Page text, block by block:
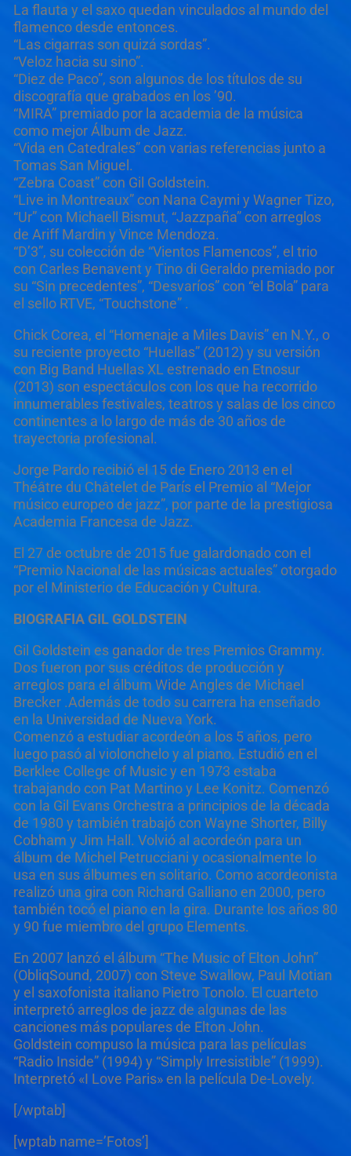
La flauta y el saxo quedan vinculados al mundo del
flamenco desde entonces.
“Las cigarras son quizá sordas”.
“Veloz hacia su sino”.
“Diez de Paco”, son algunos de los títulos de su
discografía que grabados en los ’90.
“MIRA” premiado por la academia de la música
como mejor Álbum de Jazz.
“Vida en Catedrales” con varias referencias junto a
Tomas San Miguel.
“Zebra Coast” con Gil Goldstein.
“Live in Montreaux” con Nana Caymi y Wagner Tizo,
“Ur” con Michaell Bismut, “Jazzpaña” con arreglos
de Ariff Mardin y Vince Mendoza.
“D’3”, su colección de “Vientos Flamencos”, el trio
con Carles Benavent y Tino di Geraldo premiado por
su “Sin precedentes”, “Desvaríos” con “el Bola” para
el sello RTVE, “Touchstone” .
Chick Corea, el “Homenaje a Miles Davis” en N.Y., o
su reciente proyecto “Huellas” (2012) y su versión
con Big Band Huellas XL estrenado en Etnosur
(2013) son espectáculos con los que ha recorrido
innumerables festivales, teatros y salas de los cinco
continentes a lo largo de más de 30 años de
trayectoria profesional.
Jorge Pardo recibió el 15 de Enero 2013 en el
Théâtre du Châtelet de París el Premio al “Mejor
músico europeo de jazz”, por parte de la prestigiosa
Academia Francesa de Jazz.
El 27 de octubre de 2015 fue galardonado con el
“Premio Nacional de las músicas actuales” otorgado
por el Ministerio de Educación y Cultura.
BIOGRAFIA GIL GOLDSTEIN
Gil Goldstein es ganador de tres Premios Grammy.
Dos fueron por sus créditos de producción y
arreglos para el álbum Wide Angles de Michael
Brecker .Además de todo su carrera ha enseñado
en la Universidad de Nueva York.
Comenzó a estudiar acordeón a los 5 años, pero
luego pasó al violonchelo y al piano. Estudió en el
Berklee College of Music y en 1973 estaba
trabajando con Pat Martino y Lee Konitz. Comenzó
con la Gil Evans Orchestra a principios de la década
de 1980 y también trabajó con Wayne Shorter, Billy
Cobham y Jim Hall. Volvió al acordeón para un
álbum de Michel Petrucciani y ocasionalmente lo
usa en sus álbumes en solitario. Como acordeonista
realizó una gira con Richard Galliano en 2000, pero
también tocó el piano en la gira. Durante los años 80
y 90 fue miembro del grupo Elements.
En 2007 lanzó el álbum “The Music of Elton John”
(ObliqSound, 2007) con Steve Swallow, Paul Motian
y el saxofonista italiano Pietro Tonolo. El cuarteto
interpretó arreglos de jazz de algunas de las
canciones más populares de Elton John.
Goldstein compuso la música para las películas
“Radio Inside” (1994) y “Simply Irresistible” (1999).
Interpretó «I Love Paris» en la película De-Lovely.
[/wptab]
[wptab name=’Fotos’]